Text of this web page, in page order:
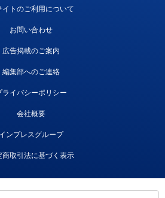
イトのご利用について
お問い合わせ
広告掲載のご案内
編集部へのご連絡
ライバシーポリシー
会社概要
インプレスグループ
商取引法に基づく表示